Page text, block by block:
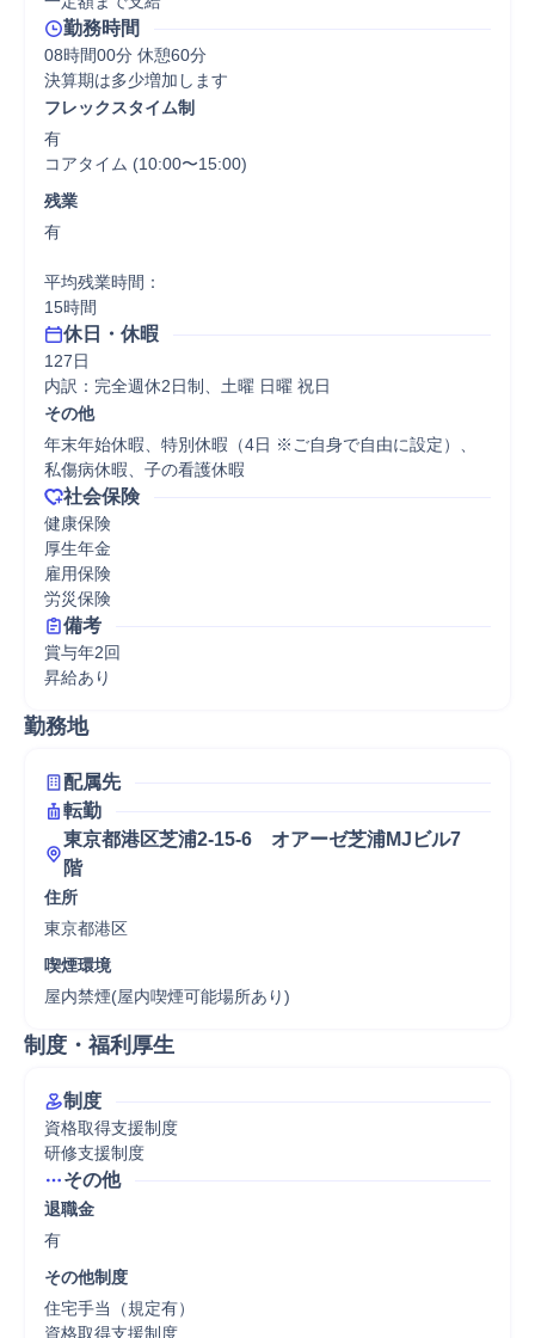
勤務時間
08時間00分 休憩60分
決算期は多少増加します
フレックスタイム制
有
コアタイム (10:00〜15:00)
残業
有
平均残業時間：
15時間
休日・休暇
127日
内訳：完全週休2日制、土曜 日曜 祝日
その他
年末年始休暇、特別休暇（4日 ※ご自身で自由に設定）、
私傷病休暇、子の看護休暇
社会保険
健康保険
厚生年金
雇用保険
労災保険
備考
賞与年2回
昇給あり
勤務地
配属先
転勤
東京都港区芝浦2-15-6　オアーゼ芝浦MJビル7
階
住所
東京都港区
喫煙環境
屋内禁煙(屋内喫煙可能場所あり)
制度・福利厚生
制度
資格取得支援制度
研修支援制度
その他
退職金
有
その他制度
住宅手当（規定有）
資格取得支援制度